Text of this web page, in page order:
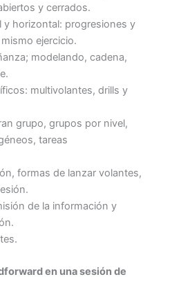
y cerrados.
y horizontal: progresiones y
ejercicio.
modelando, cadena,
multivolantes, drills y
grupo, grupos por nivel,
tareas
formas de lanzar volantes,
de la información y
en una sesión de